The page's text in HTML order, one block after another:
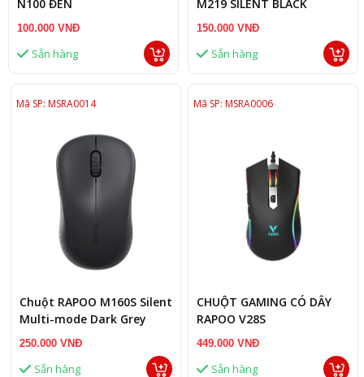
N100 ĐEN
100.000 VNĐ
Sẵn hàng
M219 SILENT BLACK
150.000 VNĐ
Sẵn hàng
Mã SP: MSRA0014
Chuột RAPOO M160S Silent
Multi-mode Dark Grey
250.000 VNĐ
Sẵn hàng
Mã SP: MSRA0006
CHUỘT GAMING CÓ DÂY
RAPOO V28S
449.000 VNĐ
Sẵn hàng